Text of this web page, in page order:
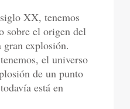
XX, tenemos
sobre el origen del
explosión.
el universo
de un punto
está en